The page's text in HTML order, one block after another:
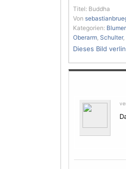
Titel: Buddha
Von
Kategorien:
Oberarm, Schulter,
Dieses Bild